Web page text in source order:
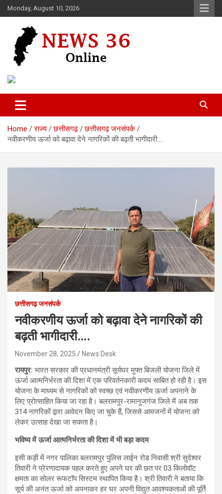
Skip
to
Monday, August 10, 2026
News 36
Home राज्य छत्तीसगढ़
छत्तीसगढ़ जनसंपर्क
नवीकरणीय ऊर्जा को बढ़ावा देने नागरिकों की बढ़ती भागीदारी….
छत्तीसगढ़ जनसंपर्क
नवीकरणीय ऊर्जा को बढ़ावा देने नागरिकों की
बढ़ती भागीदारी….
November 28, 2025 News Desk
रायपुर: भारत सरकार की प्रधानमंत्री सूर्यघर मुफ्त बिजली योजना जिले में
ऊर्जा आत्मनिर्भरता की दिशा में एक परिवर्तनकारी कदम साबित हो रही है। इस
योजना के माध्यम से नागरिकों को स्वच्छ एवं नवीकरणीय ऊर्जा अपनाने के
लिए प्रोत्साहित किया जा रहा है। बलरामपुर-रामानुजगंज जिले में अब तक
314 नागरिकों द्वारा आवेदन किए जा चुके हैं, जिससे आमजनों में योजना को
लेकर उत्साह देखा जा सकता है।
भविष्य में ऊर्जा आत्मनिर्भरता की दिशा में भी बड़ा कदम
इसी कड़ी में नगर पालिका बलरामपुर पुलिस लाईन रोड निवासी श्री सुदेश्वर
तिवारी ने प्रेरणादायक पहल करते हुए अपने घर की छत पर 03 किलोवॉट
क्षमता का सोलर रूफटॉप सिस्टम स्थापित किया है। श्री तिवारी ने बताया कि
सूर्य की अनंत ऊर्जा को अपनाकर हर घर अपनी विद्युत आवश्यकताओं की पूर्ति